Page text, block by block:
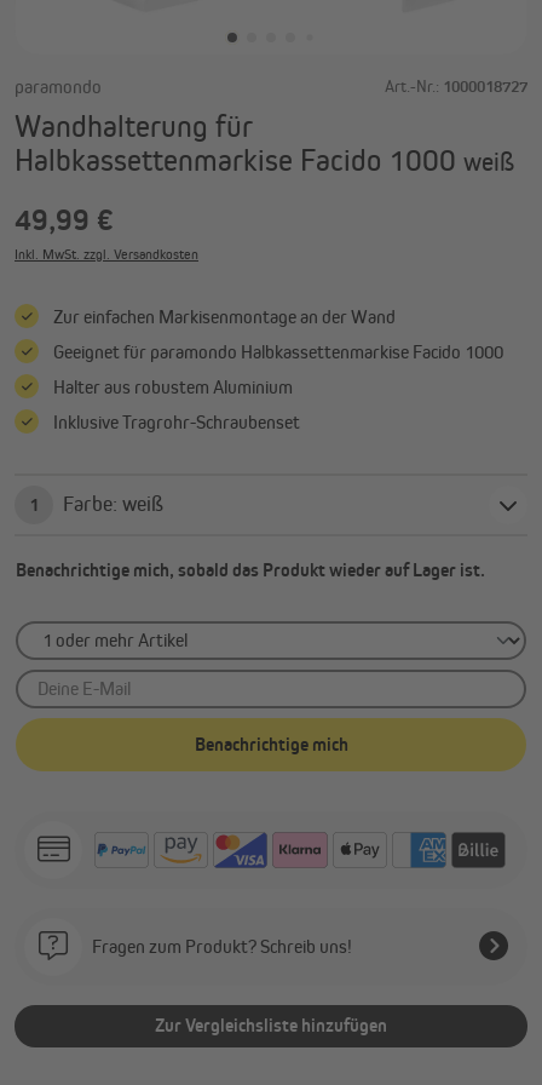
paramondo Art.-Nr.: 1000018727
Wandhalterung für
Halbkassettenmarkise Facido 1000 weiß
49,99 €
Inkl. MwSt. zzgl. Versandkosten
Zur einfachen Markisenmontage an der Wand
Geeignet für paramondo Halbkassettenmarkise Facido 1000
Halter aus robustem Aluminium
Inklusive Tragrohr-Schraubenset
1 Farbe: weiß
Benachrichtige mich, sobald das Produkt wieder auf Lager ist.
Deine E-Mail
Benachrichtige mich
Fragen zum Produkt? Schreib uns!
Zur Vergleichsliste hinzufügen